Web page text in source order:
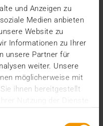
und Anzeigen zu
Medien anbieten
Website zu
Informationen zu Ihrer
unsere Partner für
weiter. Unsere
möglicherweise mit
ihnen bereitgestellt
So lautet das